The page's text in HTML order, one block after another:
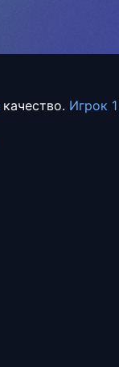
качество. Игрок 1